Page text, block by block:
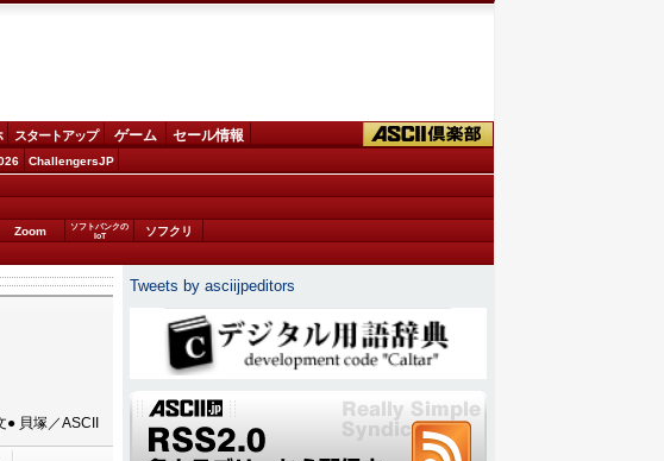
スタートアップ ゲーム セール情報
ChallengersJP
Zoom
ソフトバンクの
IoT
ソフクリ
● 貝塚／ASCII
Tweets by asciijpeditors